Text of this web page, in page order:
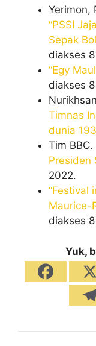
Yerimon,
“PSSI
Sepak
diakses
“Egy
diakses
Timnas
dunia
Tim
Presiden
2022.
“Festival
Maurice-
diakses
Yuk,